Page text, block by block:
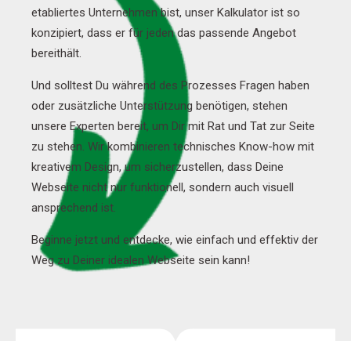
etabliertes Unternehmen bist, unser Kalkulator ist so
konzipiert, dass er für jeden das passende Angebot
bereithält.
Und solltest Du während des Prozesses Fragen haben
oder zusätzliche Unterstützung benötigen, stehen
unsere Experten bereit, um Dir mit Rat und Tat zur Seite
zu stehen. Wir kombinieren technisches Know-how mit
kreativem Design, um sicherzustellen, dass Deine
Webseite nicht nur funktionell, sondern auch visuell
ansprechend ist.
Beginne jetzt und entdecke, wie einfach und effektiv der
Weg zu Deiner idealen Webseite sein kann!